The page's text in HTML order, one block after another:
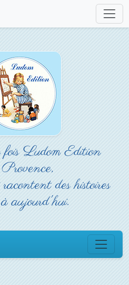
Ludom Edition
des histoires
aujourd'hui.